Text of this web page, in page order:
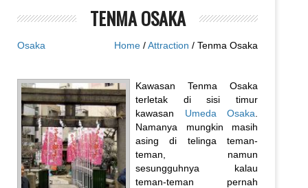
TENMA OSAKA
Osaka Home /Attraction / Tenma Osaka
Kawasan Tenma Osaka
terletak di sisi timur
kawasan Umeda Osaka
Namanya mungkin masih
asing di telinga teman-
teman, namun
sesungguhnya kalau
teman-teman pernah